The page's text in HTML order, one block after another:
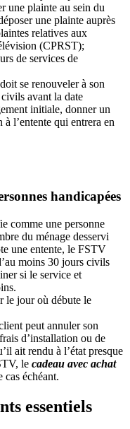
une plainte au sein du
une plainte auprès
relatives aux
(CPRST);
de services de
se renouveler à son
avant la date
initiale, donner un
l’entente qui entrera en
handicapées
comme une personne
du ménage desservi
une entente, le FSTV
moins 30 jours civils
si le service et
le jour où débute le
peut annuler son
d’installation ou de
ait rendu à l’état presque
le cadeau avec achat
échéant.
essentiels